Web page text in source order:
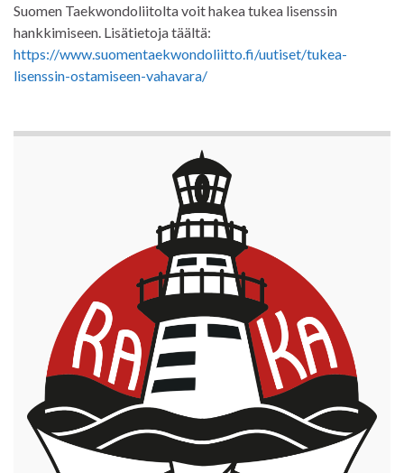
Suomen Taekwondoliitolta voit hakea tukea lisenssin
hankkimiseen. Lisätietoja täältä:
https://www.suomentaekwondoliitto.fi/uutiset/tukea-
lisenssin-ostamiseen-vahavara/